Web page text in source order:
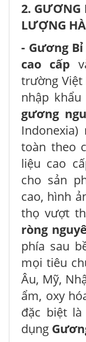
2. GƯƠNG
LƯỢNG
- Gương Bỉ
cao cấp
trường
nhập
gương
toàn theo
liệu cao
cho sản
cao, hình
thọ vượt
ròng
phía sau
mọi tiêu
Âu, Mỹ,
ẩm, oxy
đặc biệt
dụng